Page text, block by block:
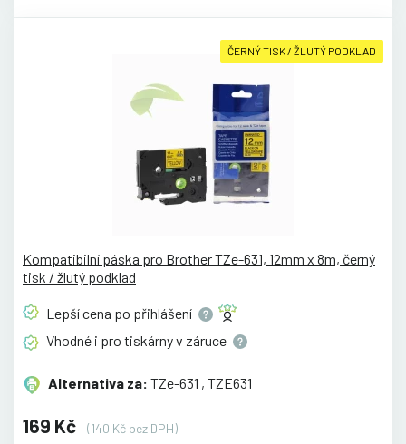
ČERNÝ TISK / ŽLUTÝ PODKLAD
Kompatibilní páska pro Brother TZe-631, 12mm x 8m, černý
tisk / žlutý podklad
Lepší cena po přihlášení
Vhodné i pro tiskárny v záruce
Alternativa za: TZe-631 , TZE631
169 Kč
(140 Kč bez DPH)